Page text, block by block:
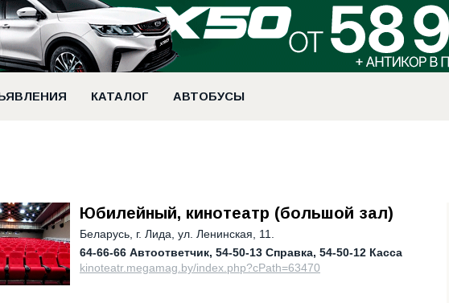
КАТАЛОГ АВТОБУСЫ
Юбилейный, кинотеатр (большой зал)
Беларусь, г. Лида, ул. Ленинская, 11.
64-66-66 Автоответчик 54-50-13 Справка 54-50-12 Касса
kinoteatr.megamag.by/index.php?cPath=63470